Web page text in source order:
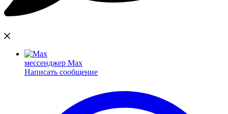
мессенджер Max
Написать сообщение